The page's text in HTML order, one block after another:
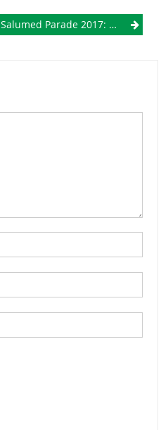
Salumed Parade 2017: Minori Patria Dei Salumi Di Qualità